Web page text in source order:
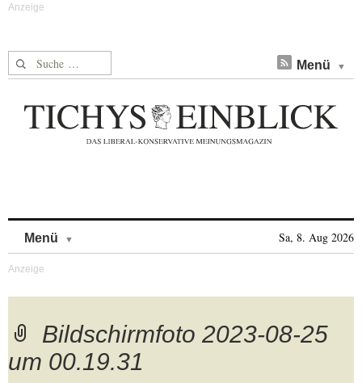
Suche nach: Menü
Menü Sa, 8. Aug 2026
Bildschirmfoto 2023-08-25
um 00.19.31